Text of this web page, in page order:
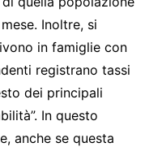
Inoltre, si
in famiglie con
registrano tassi
dei principali
In questo
anche se questa